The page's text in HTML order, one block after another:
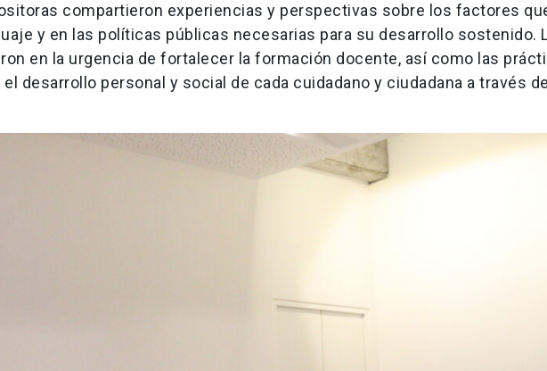
compartieron experiencias y perspectivas sobre los factores
y en las políticas públicas necesarias para su desarrollo sostenido.
en la urgencia de fortalecer la formación docente, así como las
desarrollo personal y social de cada cuidadano y ciudadana a través del